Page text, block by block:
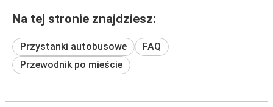
Na tej stronie znajdziesz:
Przystanki autobusowe
FAQ
Przewodnik po mieście